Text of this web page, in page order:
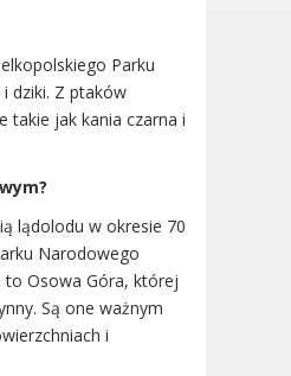
Parku
dziki. Z ptaków
takie jak kania czarna i
lądolodu w okresie 70
Narodowego
to Osowa Góra, której
Są one ważnym
i